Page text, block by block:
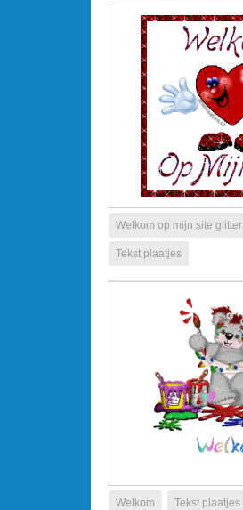
Welkom op mijn site glitter
Tekst plaatjes
Welkom Tekst plaatjes